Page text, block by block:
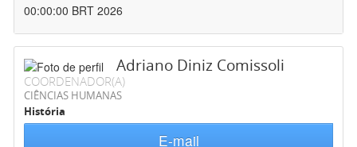
00:00:00 BRT 2026
Adriano Diniz Comissoli
COORDENADOR(A)
CIÊNCIAS HUMANAS
História
E-mail